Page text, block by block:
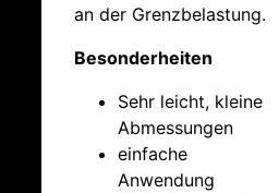
an der Grenzbelastung.
Besonderheiten
Sehr leicht, kleine
Abmessungen
einfache
Anwendung